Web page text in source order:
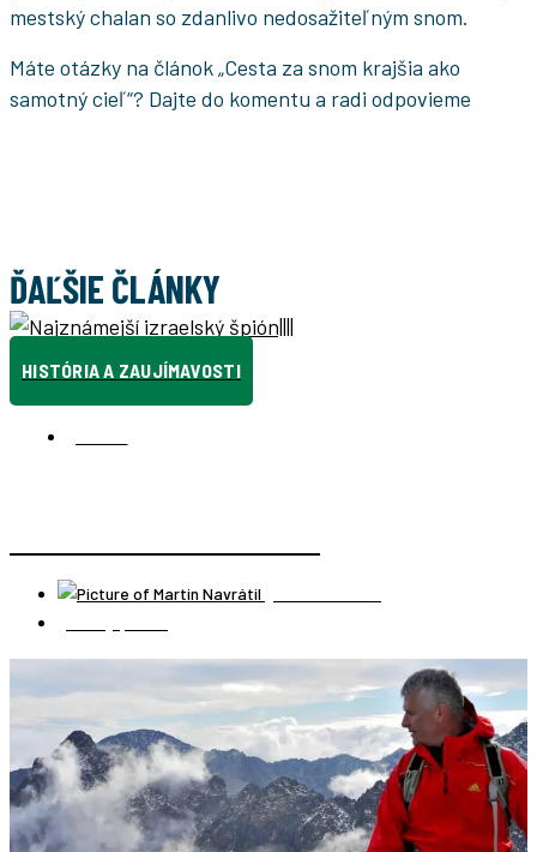
mestský chalan so zdanlivo nedosažiteľným snom.
Máte otázky na článok „Cesta za snom krajšia ako
samotný cieľ“? Dajte do komentu a radi odpovieme
ĎAĽŠIE ČLÁNKY
HISTÓRIA A ZAUJÍMAVOSTI